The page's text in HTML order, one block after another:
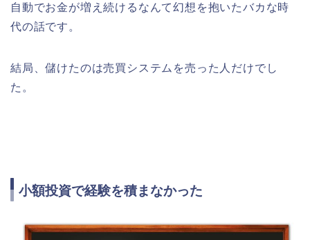
自動でお金が増え続けるなんて幻想を抱いたバカな時
代の話です。
結局、儲けたのは売買システムを売った人だけでし
た。
小額投資で経験を積まなかった